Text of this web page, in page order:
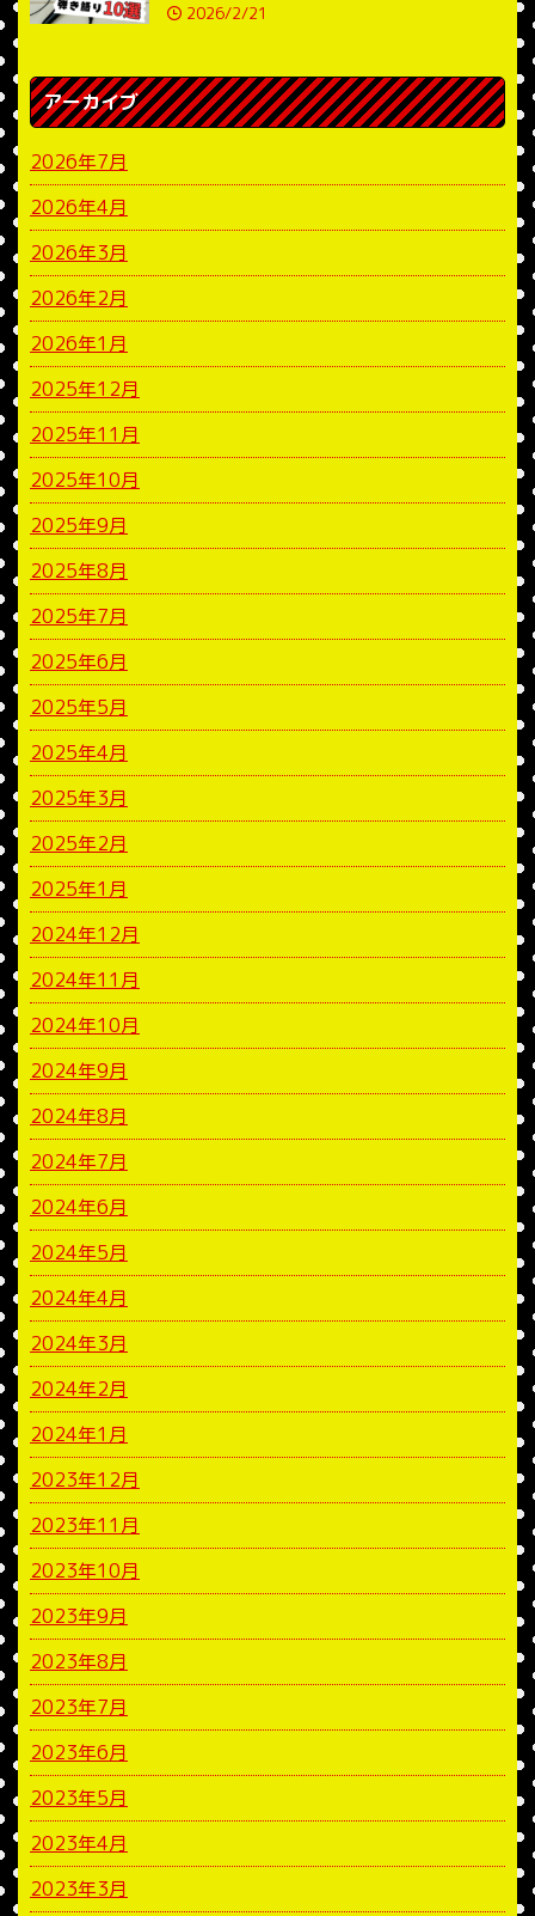
2026/2/21
アーカイブ
2026年7月
2026年4月
2026年3月
2026年2月
2026年1月
2025年12月
2025年11月
2025年10月
2025年9月
2025年8月
2025年7月
2025年6月
2025年5月
2025年4月
2025年3月
2025年2月
2025年1月
2024年12月
2024年11月
2024年10月
2024年9月
2024年8月
2024年7月
2024年6月
2024年5月
2024年4月
2024年3月
2024年2月
2024年1月
2023年12月
2023年11月
2023年10月
2023年9月
2023年8月
2023年7月
2023年6月
2023年5月
2023年4月
2023年3月